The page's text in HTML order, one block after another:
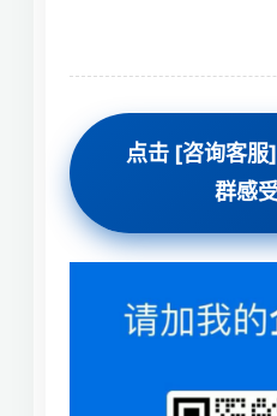
点击 [咨询客
群感